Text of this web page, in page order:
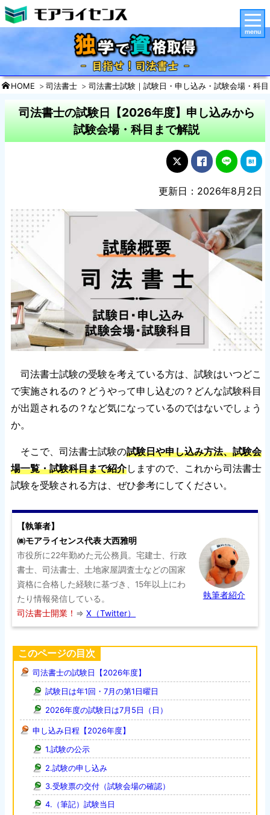
HOME 司法書士 司法書士試験｜試験日・申し込み・試験会場・科目
司法書士の試験日【2026年度】申し込みから
試験会場・科目まで解説
更新日：2026年8月2日
司法書士試験の受験を考えている方は、試験はいつどこ
で実施されるの？どうやって申し込むの？どんな試験科目
が出題されるの？など気になっているのではないでしょう
か。
そこで、司法書士試験の試験日や申し込み方法、試験会
場一覧・試験科目まで紹介しますので、これから司法書士
試験を受験される方は、ぜひ参考にしてください。
【執筆者】
㈱モアライセンス代表 大西雅明
市役所に22年勤めた元公務員。宅建士、行政
書士、司法書士、土地家屋調査士などの国家
資格に合格した経験に基づき、15年以上にわ
たり情報発信している。
司法書士開業！ ⇒X（Twitter）
執筆者紹介
このページの目次
司法書士の試験日【2026年度】
試験日は年1回・7月の第1日曜日
2026年度の試験日は7月5日（日）
申し込み日程【2026年度】
1.試験の公示
2.試験の申し込み
3.受験票の交付（試験会場の確認）
4.（筆記）試験当日
menu